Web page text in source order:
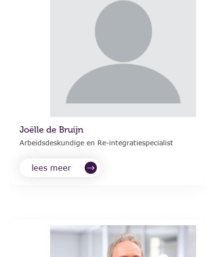
Joëlle de Bruijn
Arbeidsdeskundige en Re-integratiespecialist
lees meer